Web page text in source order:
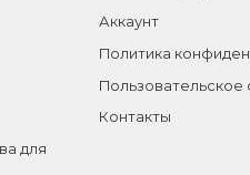
для
Аккаунт
Политика
Пользовательское
Контакты